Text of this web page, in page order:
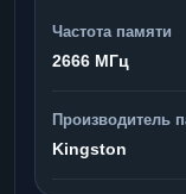
Частота памяти
2666 МГц
Производитель
Kingston